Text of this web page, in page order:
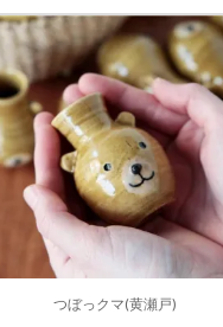
つぼっクマ(黄瀬戸)